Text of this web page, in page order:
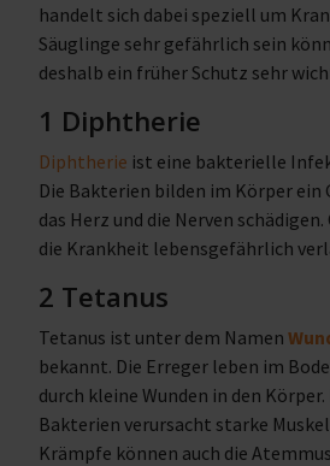
handelt sich dabei speziell um
Säuglinge sehr gefährlich sein
deshalb ein früher Schutz sehr
1 Diphtherie
Diphtherie ist eine bakterielle
Die Bakterien bilden im Körper ein
das Herz und die Nerven
die Krankheit lebensgefährlich
2 Tetanus
Tetanus ist unter dem Namen
bekannt. Die Erreger leben im
durch kleine Wunden in den Körper.
Bakterien verursacht starke
Krämpfe können auch die